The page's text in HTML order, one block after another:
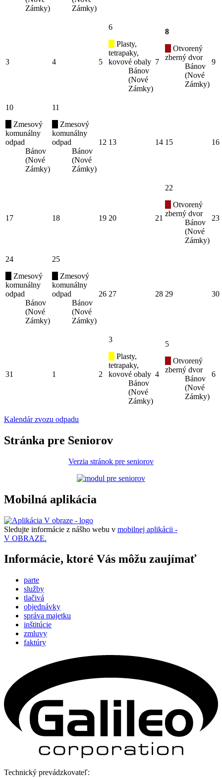
Zámky)
Zámky)
3 4 5
6
Plasty,
tetrapaky,
kovové obaly
Bánov
(Nové
Zámky)
7
8
Otvorený
zberný dvor
Bánov
(Nové
Zámky)
9
10
Zmesový
komunálny
odpad
Bánov
(Nové
Zámky)
11
Zmesový
komunálny
odpad
Bánov
(Nové
Zámky)
12 13 14 15 16
17 18 19 20 21
22
Otvorený
zberný dvor
Bánov
(Nové
Zámky)
23
24
Zmesový
komunálny
odpad
Bánov
(Nové
Zámky)
25
Zmesový
komunálny
odpad
Bánov
(Nové
Zámky)
26 27 28 29 30
31 1 2
3
Plasty,
tetrapaky,
kovové obaly
Bánov
(Nové
Zámky)
4
5
Otvorený
zberný dvor
Bánov
(Nové
Zámky)
6
Kalendár zvozu odpadu
Stránka pre Seniorov
Verzia stránok pre seniorov
Mobilná aplikácia
Sledujte informácie z nášho webu v mobilnej aplikácii -
V OBRAZE.
Informácie, ktoré Vás môžu zaujímať
parte
služby
tlačivá
objednávky
správa majetku
inštitúcie
zmluvy
faktúry
Technický prevádzkovateľ: